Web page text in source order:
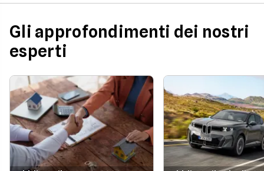
Gli approfondimenti dei nostri
esperti